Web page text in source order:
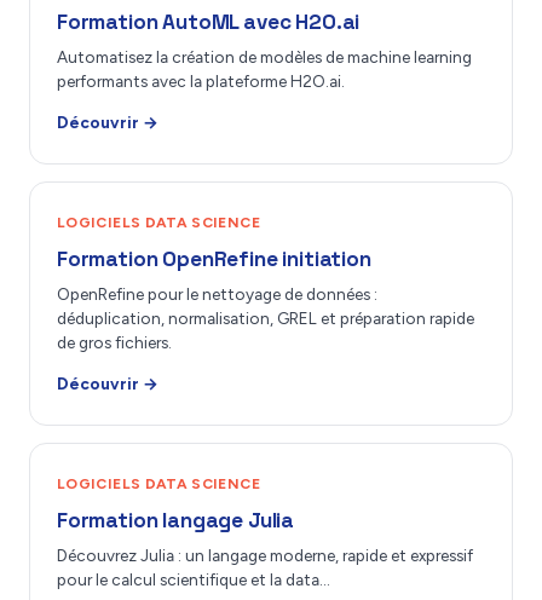
Formation AutoML avec H2O.ai
Automatisez la création de modèles de machine learning
performants avec la plateforme H2O.ai.
Découvrir →
LOGICIELS DATA SCIENCE
Formation OpenRefine initiation
OpenRefine pour le nettoyage de données :
déduplication, normalisation, GREL et préparation rapide
de gros fichiers.
Découvrir →
LOGICIELS DATA SCIENCE
Formation langage Julia
Découvrez Julia : un langage moderne, rapide et expressif
pour le calcul scientifique et la data…